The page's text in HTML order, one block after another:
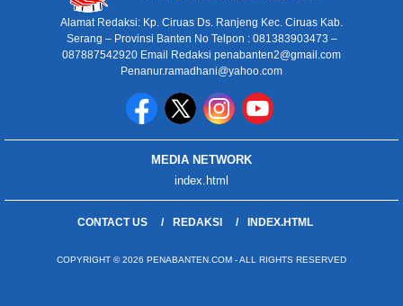
Alamat Redaksi: Kp. Ciruas Ds. Ranjeng Kec. Ciruas Kab.
Serang – Provinsi Banten No Telpon : 081383903473 –
087887542920 Email Redaksi penabanten2@gmail.com
Penanur.ramadhani@yahoo.com
MEDIA NETWORK
index.html
CONTACT US REDAKSI INDEX.HTML
COPYRIGHT © 2026 PENABANTEN.COM - ALL RIGHTS RESERVED